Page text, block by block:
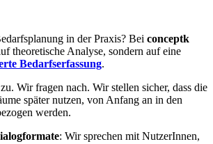
in der Praxis? Bei conceptk
theoretische Analyse, sondern auf eine
Bedarfserfassung.
Wir fragen nach. Wir stellen sicher, dass die
später nutzen, von Anfang an in den
werden.
: Wir sprechen mit NutzerInnen,